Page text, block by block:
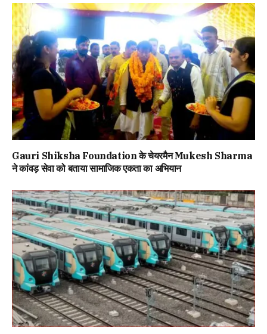
Gauri Shiksha Foundation के चेयरमैन Mukesh Sharma
ने कांवड़ सेवा को बताया सामाजिक एकता का अभियान